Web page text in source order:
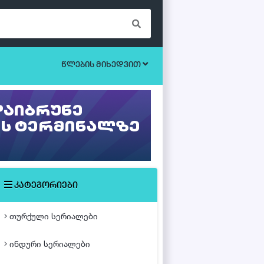
ეროტიული
მძაფრ-სიუჟეტიანი
წლების მიხედვით
კატეგორიები
თურქული სერიალები
ინდური სერიალები